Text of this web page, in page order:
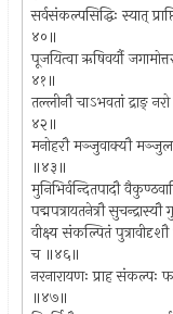
सर्वसंकल्पसिद्धिः स्यात्
४०॥
पूजयित्वा ऋषिवर्यौ
४१॥
तल्लीनौ चाऽभवतां द्राङ्
४२॥
मनोहरौ मञ्जुवाक्यौ
॥४३॥
मुनिभिर्वन्दितपादौ
पद्मपत्रायतनेत्रौ
वीक्ष्य संकल्पितं
च ॥४६॥
नरनारायणः प्राह संकल्पः
॥४७॥